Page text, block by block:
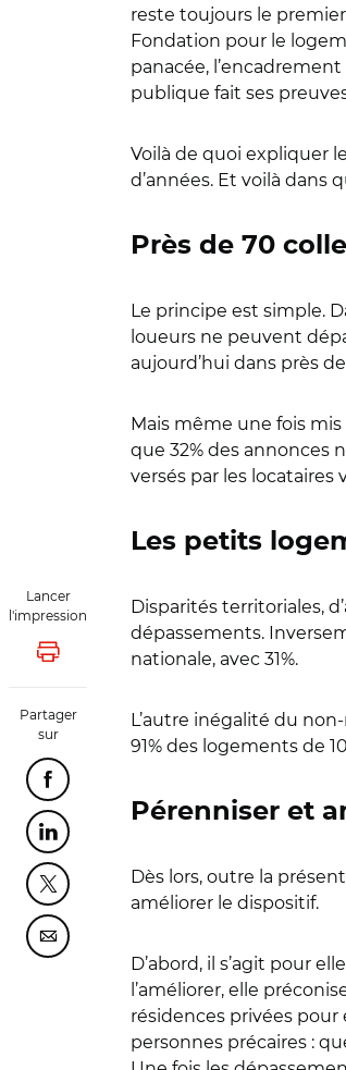
Lancer
l'impression
Lancer l'impression
Partager
sur
Partager cette page sur Facebook
Partager cette page sur Linkedin
Partager cette page sur Twitter
Partager cette page sur Courriel
reste toujours le
Fondation pour le
panacée,
publique fait ses
Voilà de quoi expliquer
d’années. Et voilà dans
Près de 70
Le principe est simple.
loueurs ne peuvent
aujourd’hui dans près
Mais même une fois
que 32% des annonces
versés par les locataires
Les petits
Disparités territoriales,
dépassements.
nationale, avec 31%.
L’autre inégalité du
91% des logements de
Pérenniser et
Dès lors, outre la
améliorer le dispositif.
D’abord, il s’agit pour
l’améliorer, elle
résidences privées
personnes précaires :